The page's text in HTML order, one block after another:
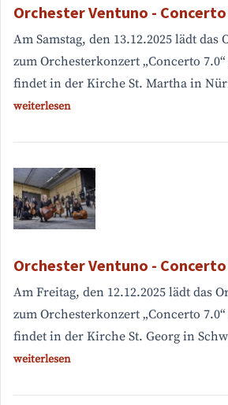
Orchester Ventuno - Concerto
Am Samstag, den 13.12.2025 lädt das
zum Orchesterkonzert „Concerto
findet in der Kirche St. Martha in
weiterlesen
Orchester Ventuno - Concerto
Am Freitag, den 12.12.2025 lädt das
zum Orchesterkonzert „Concerto
findet in der Kirche St. Georg in
weiterlesen